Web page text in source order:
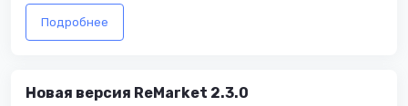
Подробнее
Новая версия ReMarket 2.3.0